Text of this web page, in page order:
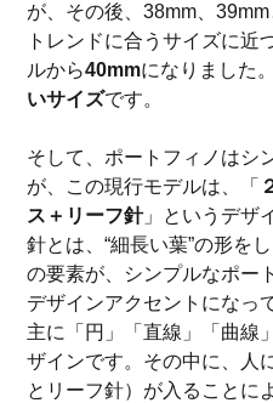
が、その後、38mm、
トレンドに合うサイズに近
ルから40mmになりました
いサイズです。
そして、ポートフィノはシ
が、この現行モデルは、「
ス＋リーフ針」というデザ
針とは、“細長い葉”の形を
の要素が、シンプルなポー
デザインアクセントになっ
主に「円」「直線」「曲線
ザインです。その中に、人
とリーフ針）が入ることに